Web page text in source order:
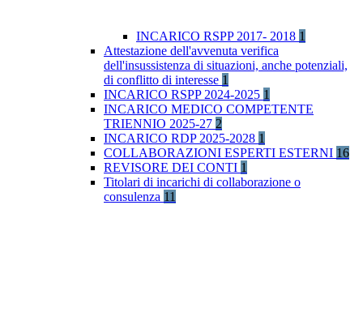
INCARICO RSPP 2017- 2018 1
Attestazione dell'avvenuta verifica
dell'insussistenza di situazioni, anche potenziali,
di conflitto di interesse 1
INCARICO RSPP 2024-2025 1
INCARICO MEDICO COMPETENTE
TRIENNIO 2025-27 2
INCARICO RDP 2025-2028 1
COLLABORAZIONI ESPERTI ESTERNI 16
REVISORE DEI CONTI 1
Titolari di incarichi di collaborazione o
consulenza 11